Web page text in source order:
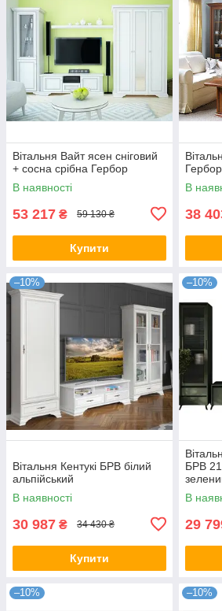
Вітальня Вайт ясен сніговий
+ сосна срібна Гербор
В наявності
53 217 ₴ 59 130 ₴
Купити
Гербор
В
38
–10%
Вітальня Кентукі БРВ білий
альпійський
В наявності
30 987 ₴ 34 430 ₴
Купити
–10%
БРВ
В
29
–10% –10%